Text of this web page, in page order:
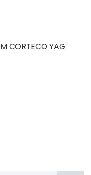
CORTECO YAG